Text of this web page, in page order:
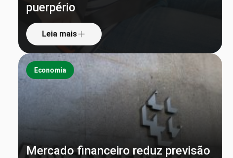
puerpério
Leia mais
Economia
Mercado financeiro reduz previsão